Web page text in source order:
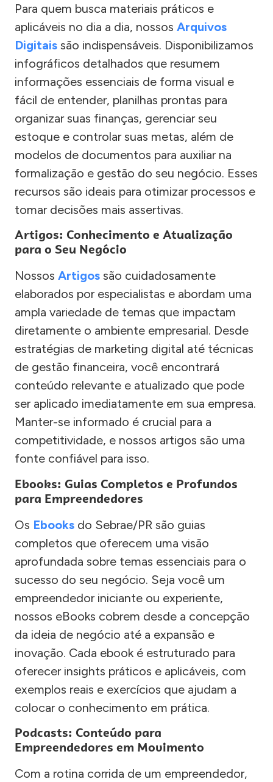
Para quem busca materiais práticos e
aplicáveis no dia a dia, nossos Arquivos
Digitais são indispensáveis. Disponibilizamos
infográficos detalhados que resumem
informações essenciais de forma visual e
fácil de entender, planilhas prontas para
organizar suas finanças, gerenciar seu
estoque e controlar suas metas, além de
modelos de documentos para auxiliar na
formalização e gestão do seu negócio. Esses
recursos são ideais para otimizar processos e
tomar decisões mais assertivas.
Artigos: Conhecimento e Atualização
para o Seu Negócio
Nossos Artigos são cuidadosamente
elaborados por especialistas e abordam uma
ampla variedade de temas que impactam
diretamente o ambiente empresarial. Desde
estratégias de marketing digital até técnicas
de gestão financeira, você encontrará
conteúdo relevante e atualizado que pode
ser aplicado imediatamente em sua empresa.
Manter-se informado é crucial para a
competitividade, e nossos artigos são uma
fonte confiável para isso.
Ebooks: Guias Completos e Profundos
para Empreendedores
Os Ebooks do Sebrae/PR são guias
completos que oferecem uma visão
aprofundada sobre temas essenciais para o
sucesso do seu negócio. Seja você um
empreendedor iniciante ou experiente,
nossos eBooks cobrem desde a concepção
da ideia de negócio até a expansão e
inovação. Cada ebook é estruturado para
oferecer insights práticos e aplicáveis, com
exemplos reais e exercícios que ajudam a
colocar o conhecimento em prática.
Podcasts: Conteúdo para
Empreendedores em Movimento
Com a rotina corrida de um empreendedor,